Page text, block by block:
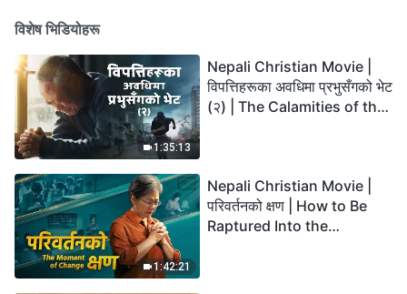
विशेष भिडियोहरू
1:35:13
Nepali Christian Movie |
विपत्तिहरूका अवधिमा प्रभुसँगको भेट
(२) | The Calamities of the
1:42:21
Nepali Christian Movie |
परिवर्तनको क्षण | How to Be
Raptured Into the